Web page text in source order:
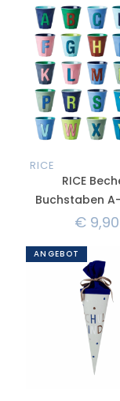
RICE
RICE
Buchstaben
€ 9,90
ANGEBOT